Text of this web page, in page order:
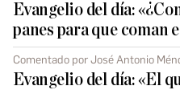
Evangelio del día:
panes para que coman
Comentado por José Antonio
Evangelio del día: «El